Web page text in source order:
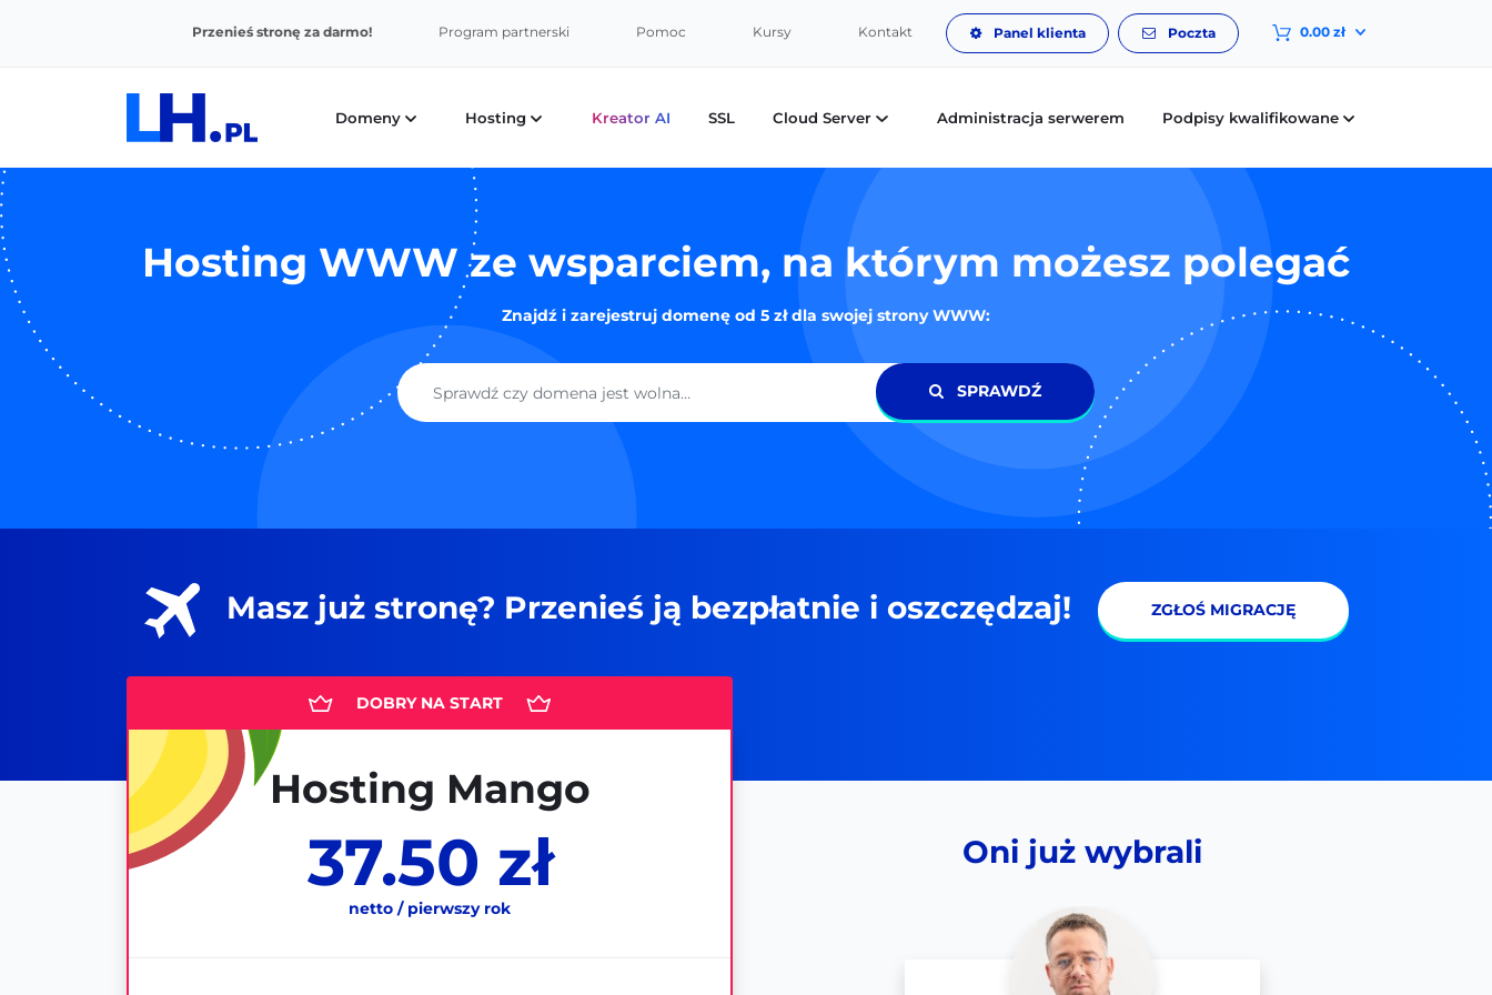
Przenieś stronę za darmo! Program partnerski Pomoc Kursy Kontakt Panel klienta Poczta 0.00 zł
Domeny Hosting Kreator AI SSL Cloud Server Administracja serwerem Podpisy kwalifikowane
Hosting WWW ze wsparciem, na którym możesz polegać
Znajdź i zarejestruj domenę od 5 zł dla swojej strony WWW:
SPRAWDŹ
Masz już stronę? Przenieś ją bezpłatnie i oszczędzaj! ZGŁOŚ MIGRACJĘ
Hosting Mango
37.50 zł
netto / pierwszy rok
Oni już wybrali